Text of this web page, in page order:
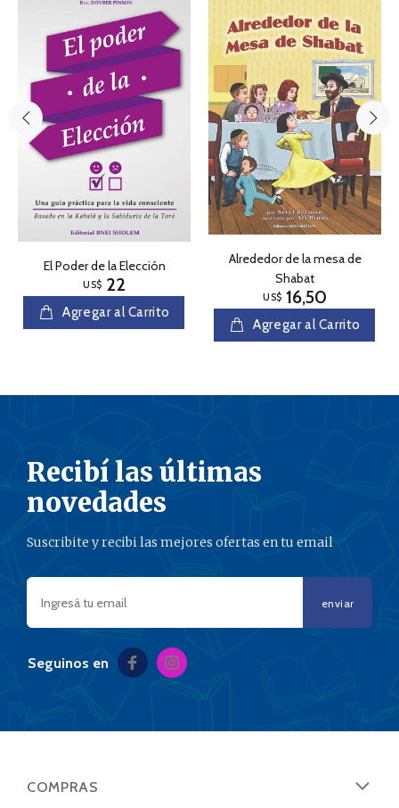
El Poder de la Elección
US$ 22
Agregar al Carrito
Alrededor de la mesa de
Shabat
US$ 16,50
Agregar al Carrito
Recibí las últimas
novedades
Suscribite y recibi las mejores ofertas en tu email
enviar
Seguinos en
COMPRAS